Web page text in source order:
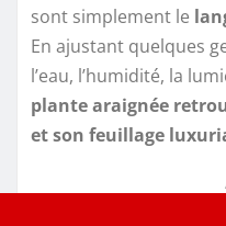
sont simplement le
En ajustant quelques
l’eau, l’humidité, la
plante araignée
et son feuillage